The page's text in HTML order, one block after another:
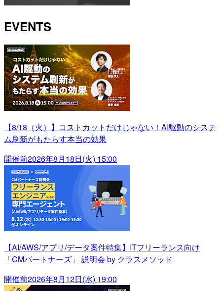
EVENTS
【8/18（火）】コストカットだけじゃない！AI駆動のシステ
ム刷新がもたらす本当の効果
開催前2026年8月18日(火) 15:00
【AI/AWS/アプリ/データ案件特集】ITフリーランス向け
「CMパートナーズ」 説明会 by クラスメソッド
開催前2026年8月12日(水) 19:00